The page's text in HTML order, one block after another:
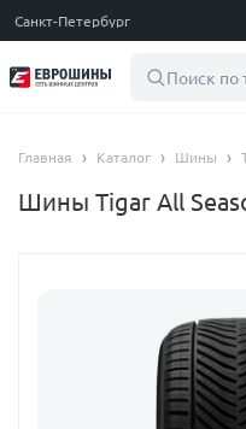
Санкт-Петербург
Поиск по
Главная Каталог Шины
Шины Tigar All